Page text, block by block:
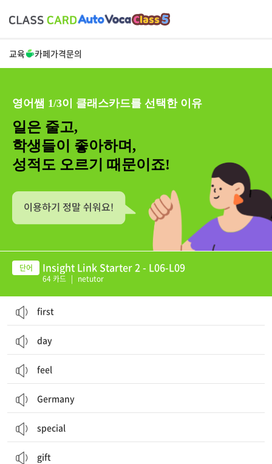
교육 카페가격문의
영어쌤 1/3이 클래스카드를 선택한 이유
일은 줄고,
학생들이 좋아하며,
성적도 오르기 때문이죠!
Insight Link Starter 2 - L06-L09
64 카드 | netutor
first
day
feel
Germany
special
gift